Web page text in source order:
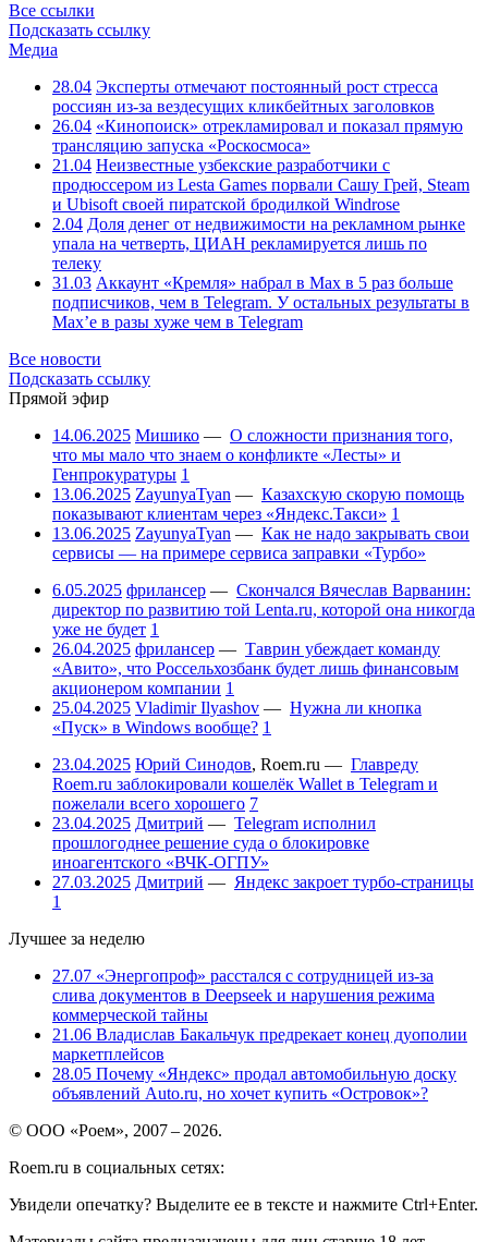
Все ссылки
Подсказать ссылку
Медиа
28.04 Эксперты отмечают постоянный рост стресса
россиян из-за вездесущих кликбейтных заголовков
26.04 «Кинопоиск» отрекламировал и показал прямую
трансляцию запуска «Роскосмоса»
21.04 Неизвестные узбекские разработчики с
продюссером из Lesta Games порвали Сашу Грей, Steam
и Ubisoft своей пиратской бродилкой Windrose
2.04 Доля денег от недвижимости на рекламном рынке
упала на четверть, ЦИАН рекламируется лишь по
телеку
31.03 Аккаунт «Кремля» набрал в Max в 5 раз больше
подписчиков, чем в Telegram. У остальных результаты в
Max’е в разы хуже чем в Telegram
Все новости
Подсказать ссылку
Прямой эфир
14.06.2025 Мишико — О сложности признания того,
что мы мало что знаем о конфликте «Лесты» и
Генпрокуратуры 1
13.06.2025 ZayunyaTyan — Казахскую скорую помощь
показывают клиентам через «Яндекс.Такси» 1
13.06.2025 ZayunyaTyan — Как не надо закрывать свои
сервисы — на примере сервиса заправки «Турбо»
6.05.2025 фрилансер — Скончался Вячеслав Варванин:
директор по развитию той Lenta.ru, которой она никогда
уже не будет 1
26.04.2025 фрилансер — Таврин убеждает команду
«Авито», что Россельхозбанк будет лишь финансовым
акционером компании 1
25.04.2025 Vladimir Ilyashov — Нужна ли кнопка
«Пуск» в Windows вообще? 1
23.04.2025 Юрий Синодов, Roem.ru — Главреду
Roem.ru заблокировали кошелёк Wallet в Telegram и
пожелали всего хорошего 7
23.04.2025 Дмитрий — Telegram исполнил
прошлогоднее решение суда о блокировке
иноагентского «ВЧК-ОГПУ»
27.03.2025 Дмитрий — Яндекс закроет турбо-страницы
1
Лучшее за неделю
27.07 «Энергопроф» расстался с сотрудницей из-за
слива документов в Deepseek и нарушения режима
коммерческой тайны
21.06 Владислав Бакальчук предрекает конец дуополии
маркетплейсов
28.05 Почему «Яндекс» продал автомобильную доску
объявлений Auto.ru, но хочет купить «Островок»?
© ООО «Роем», 2007 – 2026.
Roem.ru в социальных сетях:
Увидели опечатку? Выделите ее в тексте и нажмите Ctrl+Enter.